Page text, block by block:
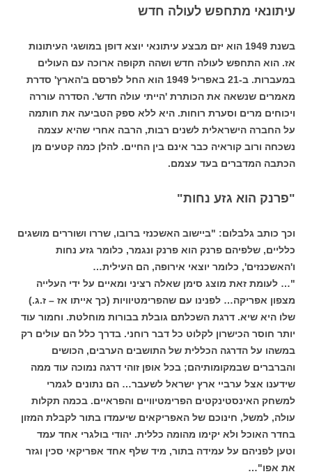
עיתונאי מתחפש לעולה חדש
בשנת 1949 הוא יזם מבצע עית
ונאי יוצא דופן במושגי העיתונות
אז. הוא התחפש לעולה חדש ושהה תקופה ארוכה עם העולים
במעברות. ב-21 באפריל 1949 הוא החל לפרסם ב'הארץ' סדרת
מאמרים שנשאה את הכותרת 'הייתי עולה חדש'. הסדרה עוררה
ויכוחים מרים וסערת רוחות. היא ללא ספק הטביעה את חותמה
על החברה הישראלית לשנים רבות, הרבה אחרי שהיא עצמה
נשכחה ורוב קוראיה כבר אינם בין החיים. להלן כמה קטעים מן
הכתבה המדברים בעד עצמם.
"פרנק הוא גזע נחות"
וכך כותב גלבלום: "ביישוב האשכנזי ברובו, שררו ושוררים מושגים
כלליים, שלפיהם פרנק הוא פרנק ונגמר, כלומר גזע נחות
ו'האשכנזים', כלומר יוצאי אירופה, הם העילית…
"… לעומת זאת מוצג סימן שאלה רציני ומאיים על ידי העלייה
מצפון אפריקה… לפנינו עם שהפרימטיוויות (כך אייתו אז – ז.ג.)
שלו היא שיא. דרגת השכלתם גובלת בבורות מוחלטת. וחמור עוד
יותר חוסר הכישרון לקלוט כל דבר רוחני. בדרך כלל הם עולים רק
במשהו על הדרגה הכללית של התושבים הערבים, הכושים
והברברים שבמקומותיהם; בכל אופן זוהי דרגה נמוכה עוד ממה
שידענו אצל ערביי ארץ ישראל לשעבר… הם נתונים לגמרי
למשחק האינסטינקטים הפרימטיוויים והפראיים. בכמה תקלות
עולה, למשל, חינוכם של האפריקאים שיעמדו בתור לקבלת המזון
בחדר האוכל ולא יקימו מהומה כללית. יהודי בולגרי אחד עמד
וטען לפניהם על עמידה בתור, מיד שלף אחד אפריקאי סכין וגזר
את אפו"…